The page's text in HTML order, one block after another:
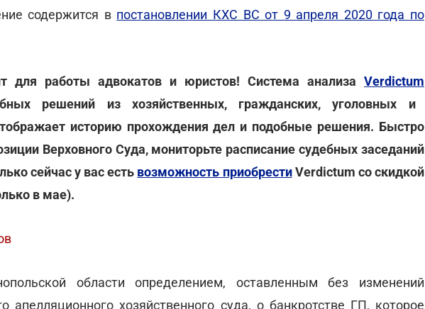
содержится в постановлении КХС ВС от 9 апреля 2020 года по
для работы адвокатов и юристов! Система анализа Verdictum
решений из хозяйственных, гражданских, уголовных и
историю прохождения дел и подобные решения. Быстро
Верховного Суда, мониторьте расписание судебных заседаний
сейчас у вас есть возможность приобрестиVerdictum со скидкой
в мае).
области определением, оставленным без изменений
апелляционного хозяйственного суда, о банкротстве ГП, которое